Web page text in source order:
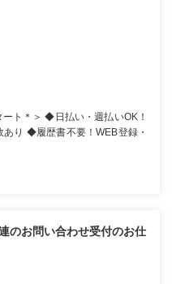
ト＊＞ ◆日払い・週払いOK！
り ◆履歴書不要！WEB登録・
のお問い合わせ受付のお仕